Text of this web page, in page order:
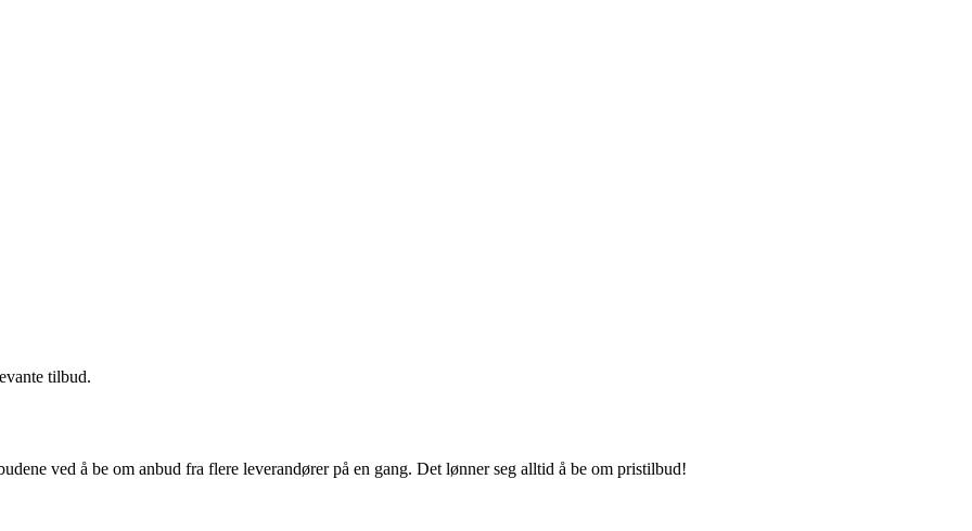
tilbud.
ved å be om anbud fra flere leverandører på en gang. Det lønner seg alltid å be om pristilbud!